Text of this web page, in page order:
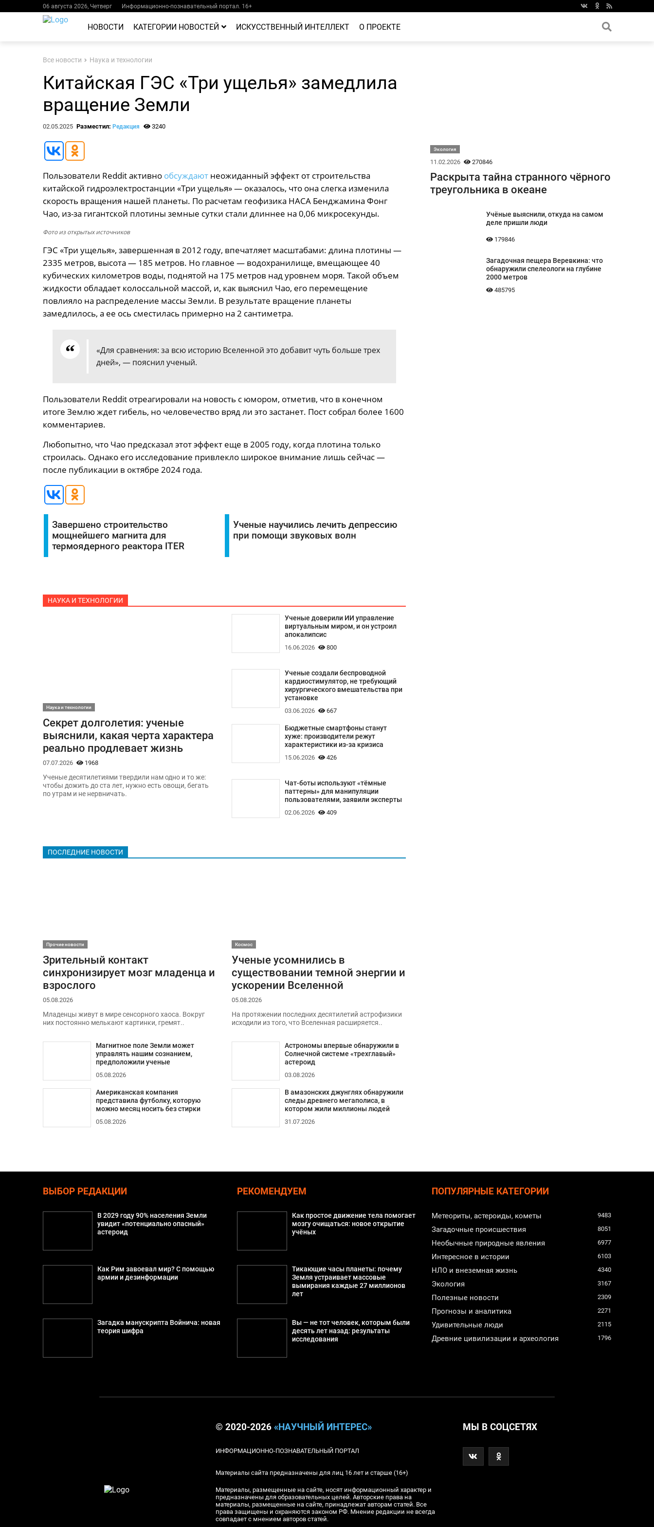
06 августа 2026, Четверг Информационно-познавательный портал. 16+
НОВОСТИ КАТЕГОРИИ НОВОСТЕЙ ИСКУССТВЕННЫЙ ИНТЕЛЛЕКТ О ПРОЕКТЕ
Все новости Наука и технологии
Китайская ГЭС «Три ущелья» замедлила
вращение Земли
02.05.2025 Разместил: Редакция 3240
Пользователи Reddit активно обсуждаютнеожиданный эффект от строительства
китайской гидроэлектростанции «Три ущелья» — оказалось, что она слегка изменила
скорость вращения нашей планеты. По расчетам геофизика НАСА Бенджамина Фонг
Чао, из-за гигантской плотины земные сутки стали длиннее на 0,06 микросекунды.
Фото из открытых источников
ГЭС «Три ущелья», завершенная в 2012 году, впечатляет масштабами: длина плотины —
2335 метров, высота — 185 метров. Но главное — водохранилище, вмещающее 40
кубических километров воды, поднятой на 175 метров над уровнем моря. Такой объем
жидкости обладает колоссальной массой, и, как выяснил Чао, его перемещение
повлияло на распределение массы Земли. В результате вращение планеты
замедлилось, а ее ось сместилась примерно на 2 сантиметра.
«Для сравнения: за всю историю Вселенной это добавит чуть больше трех
дней», — пояснил ученый.
Пользователи Reddit отреагировали на новость с юмором, отметив, что в конечном
итоге Землю ждет гибель, но человечество вряд ли это застанет. Пост собрал более 1600
комментариев.
Любопытно, что Чао предсказал этот эффект еще в 2005 году, когда плотина только
строилась. Однако его исследование привлекло широкое внимание лишь сейчас —
после публикации в октябре 2024 года.
Завершено строительство
мощнейшего магнита для
термоядерного реактора ITER
Ученые научились лечить депрессию
при помощи звуковых волн
НАУКА И ТЕХНОЛОГИИ
Наука и технологии
Секрет долголетия: ученые
выяснили, какая черта характера
реально продлевает жизнь
07.07.2026 1968
Ученые десятилетиями твердили нам одно и то же:
чтобы дожить до ста лет, нужно есть овощи, бегать
по утрам и не нервничать.
Ученые доверили ИИ управление
виртуальным миром, и он устроил
апокалипсис
16.06.2026 800
Ученые создали беспроводной
кардиостимулятор, не требующий
хирургического вмешательства при
установке
03.06.2026 667
Бюджетные смартфоны станут
хуже: производители режут
характеристики из-за кризиса
15.06.2026 426
Чат-боты используют «тёмные
паттерны» для манипуляции
пользователями, заявили эксперты
02.06.2026 409
ПОСЛЕДНИЕ НОВОСТИ
Прочие новости
Зрительный контакт
синхронизирует мозг младенца и
взрослого
05.08.2026
Младенцы живут в мире сенсорного хаоса. Вокруг
них постоянно мелькают картинки, гремят..
Магнитное поле Земли может
управлять нашим сознанием,
предположили ученые
05.08.2026
Американская компания
представила футболку, которую
можно месяц носить без стирки
05.08.2026
Космос
Ученые усомнились в
существовании темной энергии и
ускорении Вселенной
05.08.2026
На протяжении последних десятилетий астрофизики
исходили из того, что Вселенная расширяется..
Астрономы впервые обнаружили в
Солнечной системе «трехглавый»
астероид
03.08.2026
В амазонских джунглях обнаружили
следы древнего мегаполиса, в
котором жили миллионы людей
31.07.2026
Экология
11.02.2026 270846
Раскрыта тайна странного чёрного
треугольника в океане
Учёные выяснили, откуда на самом
деле пришли люди
179846
Загадочная пещера Веревкина: что
обнаружили спелеологи на глубине
2000 метров
485795
ВЫБОР РЕДАКЦИИ
В 2029 году 90% населения Земли
увидит «потенциально опасный»
астероид
Как Рим завоевал мир? С помощью
армии и дезинформации
Загадка манускрипта Войнича: новая
теория шифра
РЕКОМЕНДУЕМ
Как простое движение тела помогает
мозгу очищаться: новое открытие
учёных
Тикающие часы планеты: почему
Земля устраивает массовые
вымирания каждые 27 миллионов
лет
Вы — не тот человек, которым были
десять лет назад: результаты
исследования
ПОПУЛЯРНЫЕ КАТЕГОРИИ
Метеориты, астероиды, кометы 9483
Загадочные происшествия 8051
Необычные природные явления 6977
Интересное в истории 6103
НЛО и внеземная жизнь 4340
Экология 3167
Полезные новости 2309
Прогнозы и аналитика 2271
Удивительные люди 2115
Древние цивилизации и археология 1796
© 2020-2026 «НАУЧНЫЙ ИНТЕРЕС»
ИНФОРМАЦИОННО-ПОЗНАВАТЕЛЬНЫЙ ПОРТАЛ
Материалы сайта предназначены для лиц 16 лет и старше (16+)
Материалы, размещенные на сайте, носят информационный характер и
предназначены для образовательных целей. Авторские права на
материалы, размещенные на сайте, принадлежат авторам статей. Все
права защищены и охраняются законом РФ. Мнение редакции не всегда
совпадает с мнением авторов статей.
МЫ В СОЦСЕТЯХ